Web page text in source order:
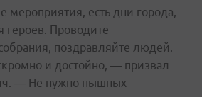
мероприятия, есть дни города,
героев. Проводите
поздравляйте людей.
и достойно, — призвал
— Не нужно пышных